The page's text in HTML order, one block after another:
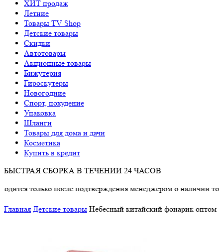
ХИТ продаж
Летние
Товары TV Shop
Детские товары
Cкидки
Автотовары
Акционные товары
Бижутерия
Гироскутеры
Новогодние
Спорт, похудение
Упаковка
Шланги
Товары для дома и дачи
Косметика
Купить в кредит
БЫСТРАЯ СБОРКА В ТЕЧЕНИИ 24 ЧАСОВ
только после подтверждения менеджером о наличии товара.
Главная Детские товары Небесный китайский фонарик оптом